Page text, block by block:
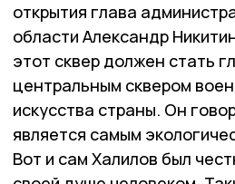
открытия глава
области Александр
этот сквер должен стать
центральным сквером
искусства страны. Он
является самым
Вот и сам Халилов был